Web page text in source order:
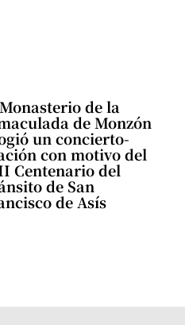
de la
de Monzón
un concierto-
con motivo del
Centenario del
de San
de Asís